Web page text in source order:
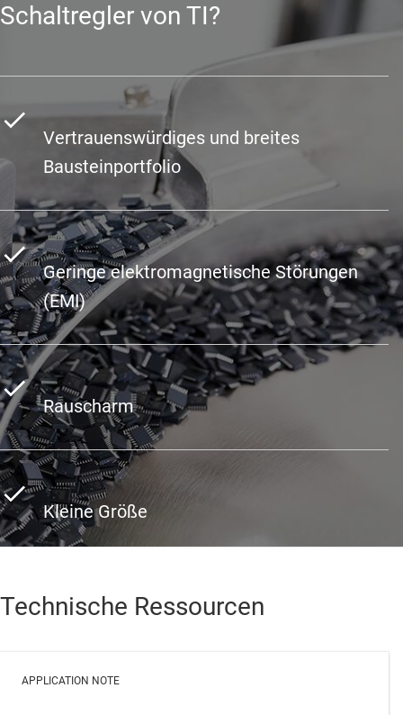
Schaltregler von TI?
Vertrauenswürdiges und breites
Bausteinportfolio
Geringe elektromagnetische Störungen
(EMI)
Rauscharm
Kleine Größe
Technische Ressourcen
APPLICATION NOTE